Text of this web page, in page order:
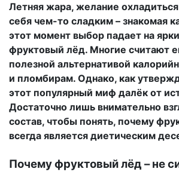
Летняя жара, желание
себя чем-то сладким – знакомая
этот момент выбор падает на
фруктовый лёд. Многие считают
полезной альтернативой
и пломбирам. Однако, как
этот популярный миф далёк от
Достаточно лишь внимательно
состав, чтобы понять, почему
всегда является диетическим
Почему фруктовый лёд – не